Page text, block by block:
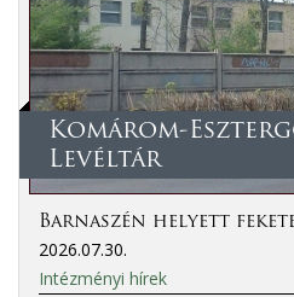
Komárom-
Levéltár
Barnaszén helyett
2026.07.30.
Intézményi hírek